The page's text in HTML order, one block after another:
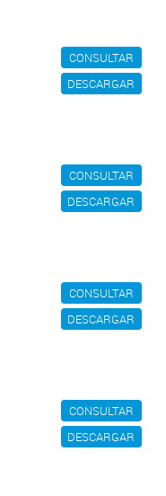
CONSULTAR
DESCARGAR
CONSULTAR
DESCARGAR
CONSULTAR
DESCARGAR
CONSULTAR
DESCARGAR